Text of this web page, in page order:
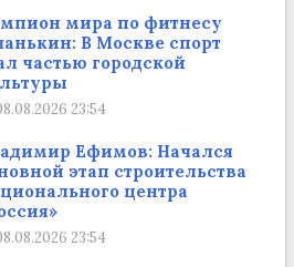
мира по фитнесу
В Москве спорт
частью городской
23:54
Ефимов: Начался
этап строительства
центра
23:54